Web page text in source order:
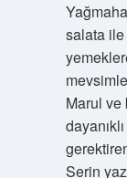
salata ile
Marul ve
Serin